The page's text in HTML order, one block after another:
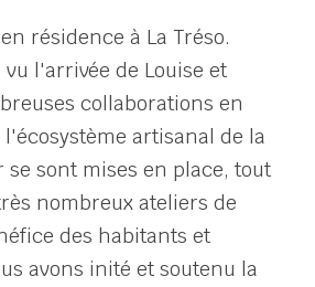
résidence à La Tréso.
vu l'arrivée de Louise et
collaborations en
artisanal de la
se sont mises en place, tout
nombreux ateliers de
des habitants et
avons inité et soutenu la